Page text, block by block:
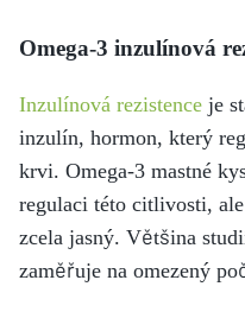
Omega-3 inzulínová
Inzulínová rezistence je
inzulín, hormon, který
krvi. Omega-3 mastné
regulaci této citlivosti,
zcela jasný. Většina
zaměřuje na omezený